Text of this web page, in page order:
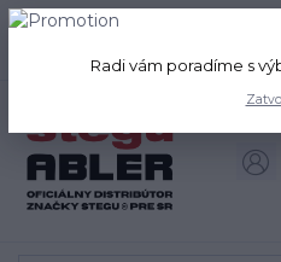
+421 917 280 411
Radi vám poradíme s